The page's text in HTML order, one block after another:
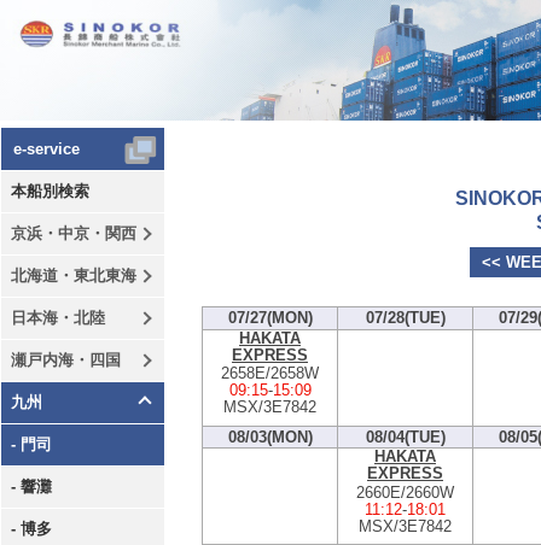
e-service
本船別検索
京浜・中京・関西
北海道・東北東海
日本海・北陸
瀬戸内海・四国
九州
- 門司
- 響灘
- 博多
<<
07/27(MON) 07/28(TUE)
07/
HAKATA
EXPRESS
2658E/2658W
09:15-15:09
MSX/3E7842
08/03(MON)
08/04(TUE)
08/
HAKATA
EXPRESS
2660E/2660W
11:12-18:01
MSX/3E7842